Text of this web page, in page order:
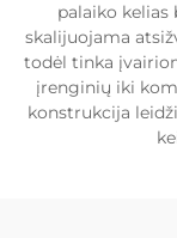
palaiko
skalijuojama
todėl tinka
įrenginių iki
konstrukcija